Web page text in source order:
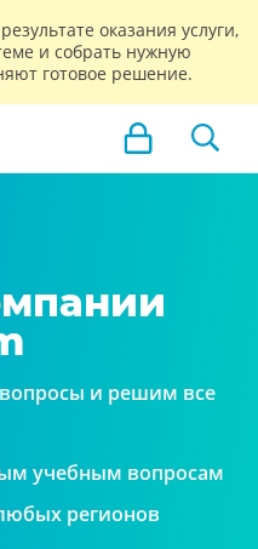
оказания услуги,
и собрать нужную
готовое решение.
и решим все
учебным вопросам
регионов